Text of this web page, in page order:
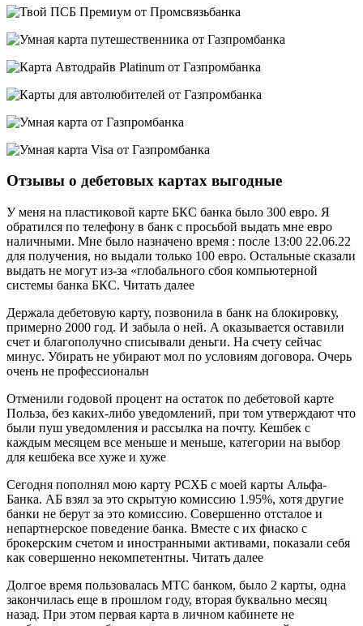
Отзывы о дебетовых картах выгодные
У меня на пластиковой карте БКС банка было 300 евро. Я
обратился по телефону в банк с просьбой выдать мне евро
наличными. Мне было назначено время : после 13:00 22.06.22
для получения, но выдали только 100 евро. Остальные сказали
выдать не могут из-за «глобального сбоя компьютерной
системы банка БКС. Читать далее
Держала дебетовую карту, позвонила в банк на блокировку,
примерно 2000 год. И забыла о ней. А оказывается оставили
счет и благополучно списывали деньги. На счету сейчас
минус. Убирать не убирают мол по условиям договора. Очерь
очень не профессиональн
Отменили годовой процент на остаток по дебетовой карте
Польза, без каких-либо уведомлений, при том утверждают что
были пуш уведомления и рассылка на почту. Кешбек с
каждым месяцем все меньше и меньше, категории на выбор
для кешбека все хуже и хуже
Сегодня пополнял мою карту РСХБ с моей карты Альфа-
Банка. АБ взял за это скрытую комиссию 1.95%, хотя другие
банки не берут за это комиссию. Совершенно отсталое и
непартнерское поведение банка. Вместе с их фиаско с
брокерским счетом и иностранными активами, показали себя
как совершенно некомпетентны. Читать далее
Долгое время пользовалась МТС банком, было 2 карты, одна
закончилась еще в прошлом году, вторая буквально месяц
назад. При этом первая карта в личном кабинете не